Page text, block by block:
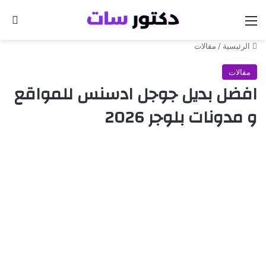
القائمة
الرئيسية / مقالات
مقالات
افضل بديل جوجل ادسنس للمواقع
و مدونات بلوجر 2026